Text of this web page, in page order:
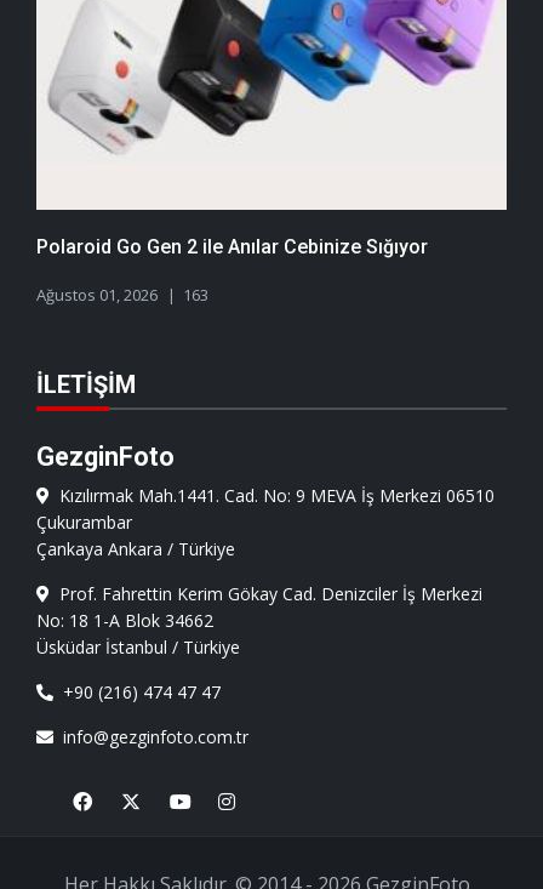
Polaroid Go Gen 2 ile Anılar Cebinize Sığıyor
Ağustos 01, 2026 163
İLETIŞIM
GezginFoto
Kızılırmak Mah.1441. Cad. No: 9 MEVA İş Merkezi 06510
Çukurambar
Çankaya Ankara / Türkiye
Prof. Fahrettin Kerim Gökay Cad. Denizciler İş Merkezi
No: 18 1-A Blok 34662
Üsküdar İstanbul / Türkiye
+90 (216) 474 47 47
info@gezginfoto.com.tr